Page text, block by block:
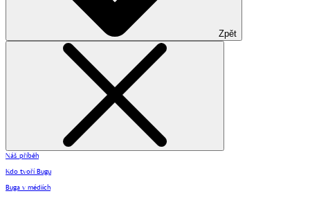
Zpět
Náš příběh
Kdo tvoří Bugu
Buga v médiích